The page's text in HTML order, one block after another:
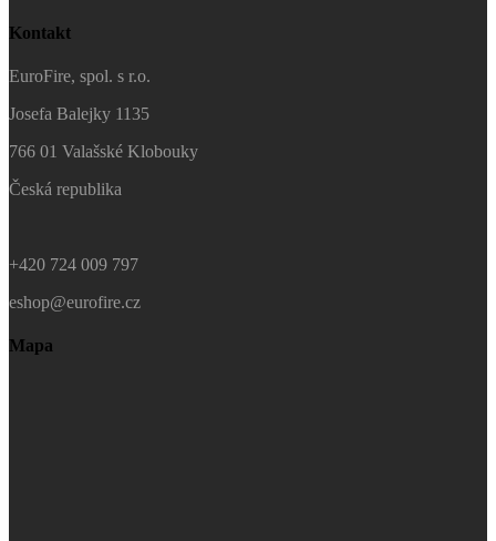
Kontakt
EuroFire, spol. s r.o.
Josefa Balejky 1135
766 01 Valašské Klobouky
Česká republika
+420 724 009 797
eshop@eurofire.cz
Mapa